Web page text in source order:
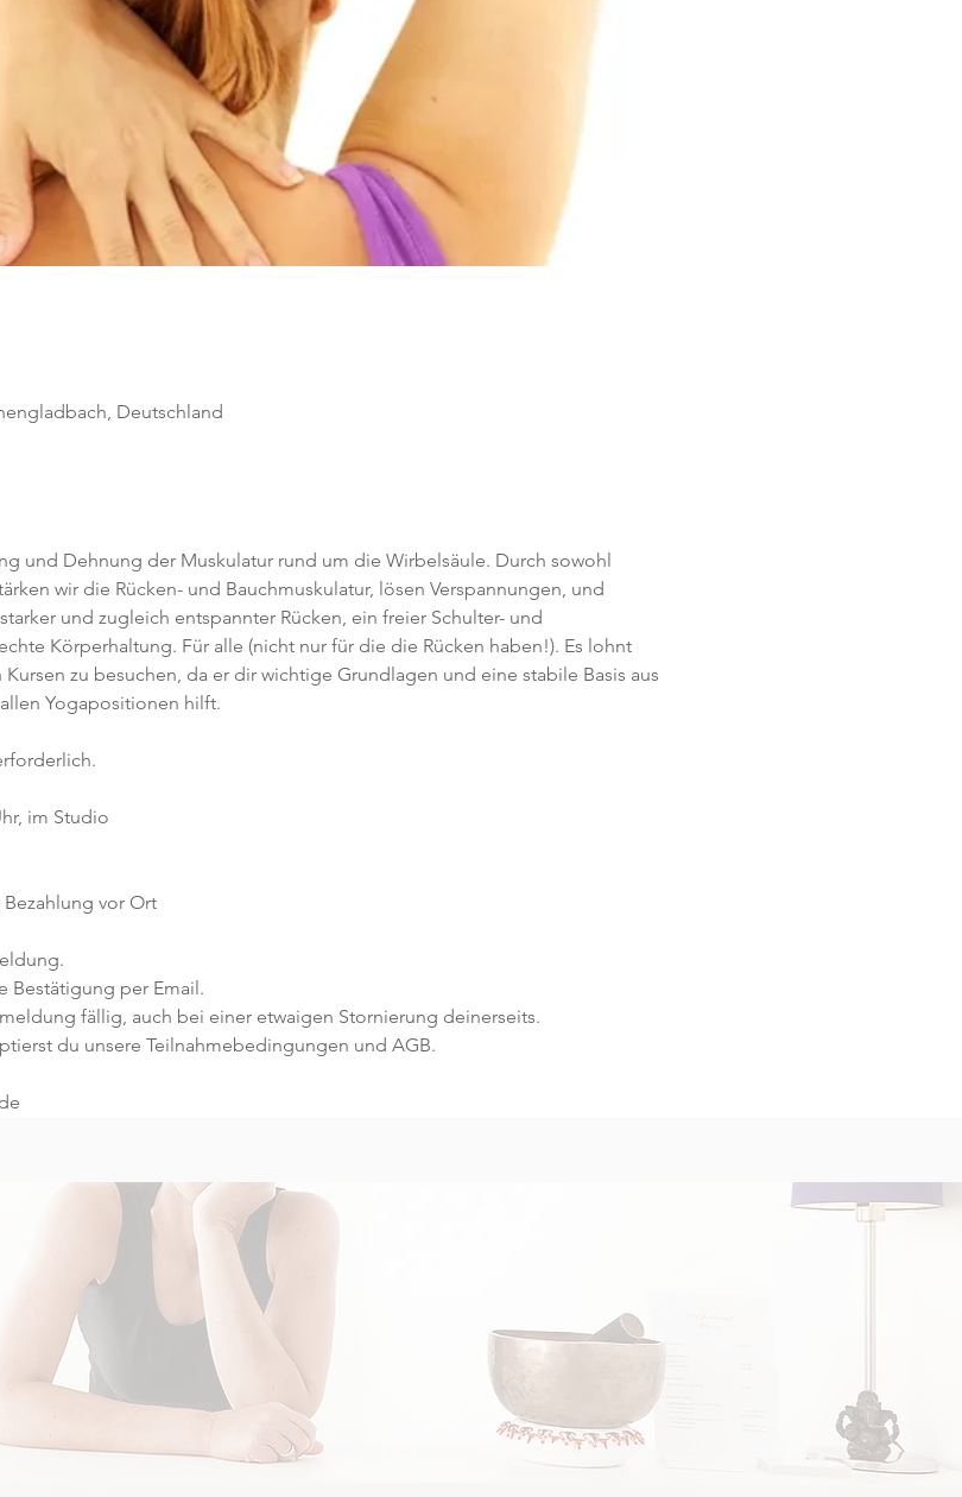
Deutschland
und Dehnung der Muskulatur rund um die Wirbelsäule. Durch sowohl
wir die Rücken- und Bauchmuskulatur, lösen Verspannungen, und
und zugleich entspannter Rücken, ein freier Schulter- und
Körperhaltung. Für alle (nicht nur für die die Rücken haben!). Es lohnt
zu besuchen, da er dir wichtige Grundlagen und eine stabile Basis aus
Yogapositionen hilft.
im Studio
vor Ort
Bestätigung per Email.
fällig, auch bei einer etwaigen Stornierung deinerseits.
du unsere Teilnahmebedingungen und AGB.